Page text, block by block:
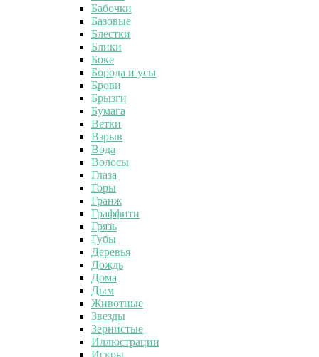
Бабочки
Базовые
Блестки
Блики
Боке
Борода и усы
Брови
Брызги
Бумага
Ветки
Взрыв
Вода
Волосы
Глаза
Горы
Гранж
Граффити
Грязь
Губы
Деревья
Дождь
Дома
Дым
Животные
Звезды
Зернистые
Иллюстрации
Искры